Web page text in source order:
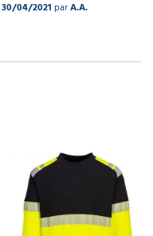
30/04/2021 parA.A.